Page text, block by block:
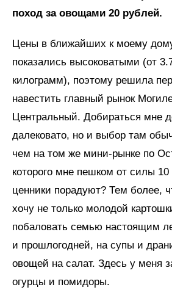
поход за овощами 20 рублей.
Цены в ближайших к моему
показались высоковатыми (от
килограмм), поэтому решила
навестить главный рынок
Центральный. Добираться мне
далековато, но и выбор там
чем на том же мини-рынке по
которого мне пешком от силы
ценники порадуют? Тем более,
хочу не только молодой
побаловать семью настоящим
и прошлогодней, на супы и
овощей на салат. Здесь у меня
огурцы и помидоры.